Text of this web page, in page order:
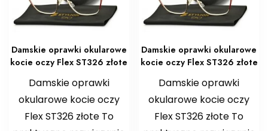
Damskie oprawki okularowe
kocie oczy Flex ST326 złote
Damskie oprawki
okularowe kocie oczy
Flex ST326 złote To
Damskie oprawki okularowe
kocie oczy Flex ST326 złote
Damskie oprawki
okularowe kocie oczy
Flex ST326 złote To